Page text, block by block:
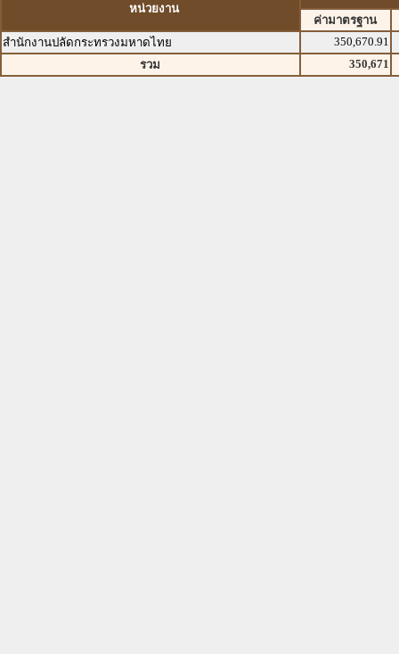
หน่วยงาน
ค่ามาตรฐาน
สำนักงานปลัดกระทรวงมหาดไทย
350,670.91
รวม
350,671